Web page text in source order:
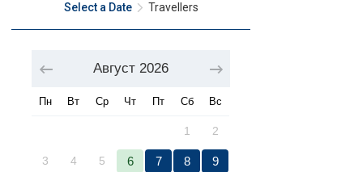
Select a Date Travellers
Август 2026
Пн Вт Ср Чт Пт Сб Вс
1 2
3 4 5 6 7 8
9